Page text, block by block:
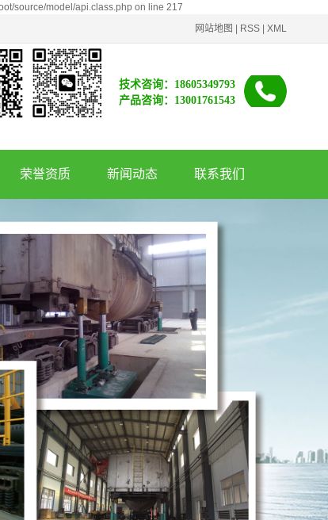
source/model/api.class.php on line 217
网站地图 RSS XML
技术咨询：18605349793
产品咨询：13001761543
荣誉资质 新闻动态 联系我们